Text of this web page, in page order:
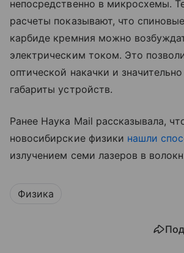
непосредственно в микросхемы.
расчеты показывают, что
карбиде кремния можно
электрическим током. Это
оптической накачки и
габариты устройств.
Ранее Наука Mail рассказывала,
новосибирские физики нашли
излучением семи лазеров в
Физика